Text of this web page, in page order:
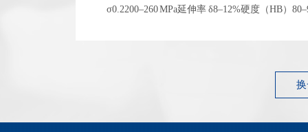
σ0.2200–260 MPa延伸率 δ8–12%硬度（HB）